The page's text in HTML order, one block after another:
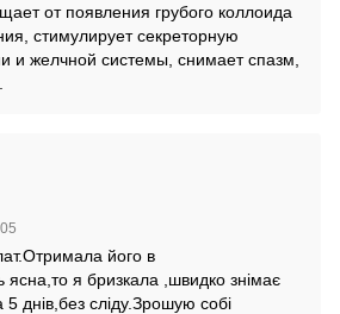
от появления грубого коллоида
стимулирует секреторную
и желчной системы, снимает спазм,
його в
ясна,то я бризкала ,швидко знімає
днів,без сліду.Зрошую собі